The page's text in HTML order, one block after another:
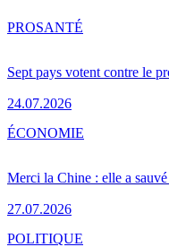
Sept pays votent contre le
24.07.2026
PROSANTÉ
Merci la Chine : elle a
27.07.2026
ÉCONOMIE
POLITIQUE